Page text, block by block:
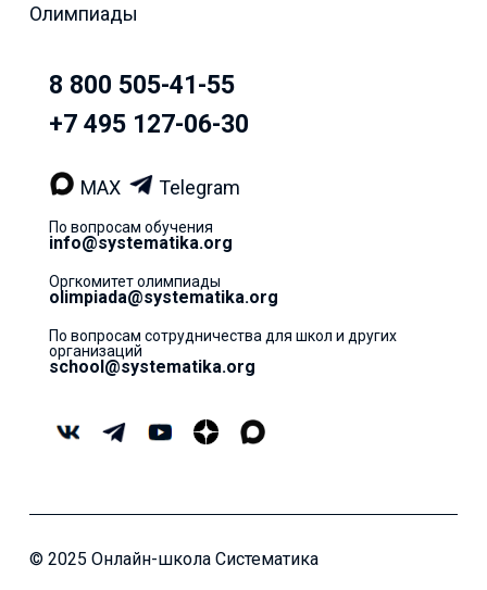
Олимпиады
8 800 505-41-55
+7 495 127-06-30
MAX Telegram
По вопросам обучения
info@systematika.org
Оргкомитет олимпиады
olimpiada@systematika.org
По вопросам сотрудничества для школ и других
организаций
school@systematika.org
© 2025 Онлайн-школа Систематика